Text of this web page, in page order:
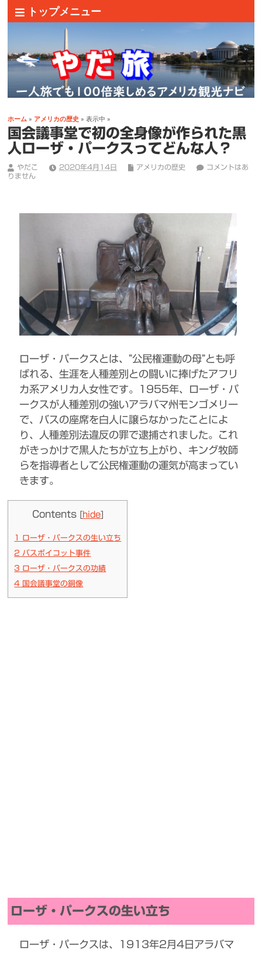
トップメニュー
ホーム » アメリカの歴史 » 表示中 »
国会議事堂で初の全身像が作られた黒
人ローザ・パークスってどんな人？
やだこ 2020年4月14日 アメリカの歴史
コメントはあ
りません
ローザ・パークスとは、”公民権運動の母”とも呼
ばれる、生涯を人種差別との闘いに捧げたアフリ
カ系アメリカ人女性です。1955年、ローザ・パ
ークスが人種差別の強いアラバマ州モンゴメリー
で、バスの座席を白人に譲らなかったことによ
り、人種差別法違反の罪で逮捕されました。これ
がきっかけで黒人たちが立ち上がり、キング牧師
らを指導者として公民権運動の運気が高まってい
きます。
Contents [hide]
ローザ・パークスの生い立ち
2 バスボイコット事件
3 ローザ・パークスの功績
4 国会議事堂の銅像
ローザ・パークスの生い立ち
ローザ・パークスは、1913年2月4日アラバマ